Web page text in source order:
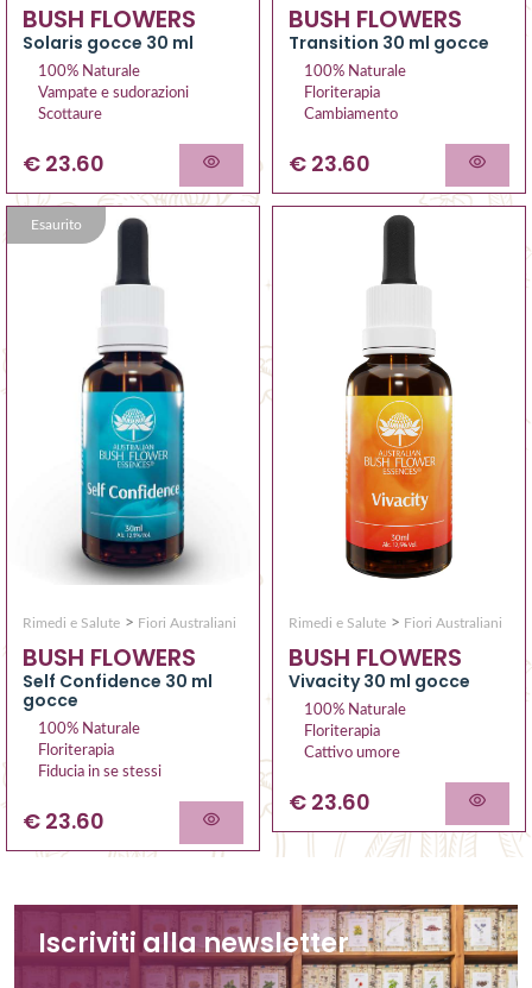
BUSH FLOWERS
Solaris gocce 30 ml
100% Naturale
Vampate e sudorazioni
Scottaure
€ 23.60
BUSH FLOWERS
Transition 30 ml gocce
100% Naturale
Floriterapia
Cambiamento
€ 23.60
Esaurito
Rimedi e Salute > Fiori Australiani
BUSH FLOWERS
Self Confidence 30 ml
gocce
100% Naturale
Floriterapia
Fiducia in se stessi
€ 23.60
Rimedi e Salute > Fiori Australiani
BUSH FLOWERS
Vivacity 30 ml gocce
100% Naturale
Floriterapia
Cattivo umore
€ 23.60
Iscriviti alla newsletter